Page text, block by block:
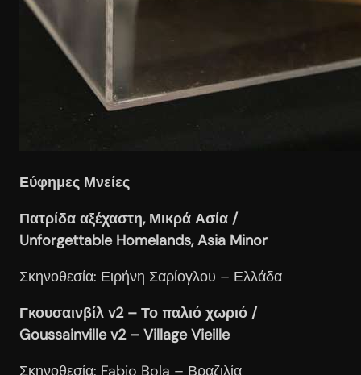
Εύφημες Μνείες
Πατρίδα αξέχαστη, Μικρά Ασία /
Unforgettable Homelands, Asia Minor
Σκηνοθεσία: Ειρήνη Σαρίογλου – Ελλάδα
Γκουσαινβίλ v2 – Το παλιό χωριό /
Goussainville v2 – Village Vieille
Σκηνοθεσία: Fabio Bola – Βραζιλία